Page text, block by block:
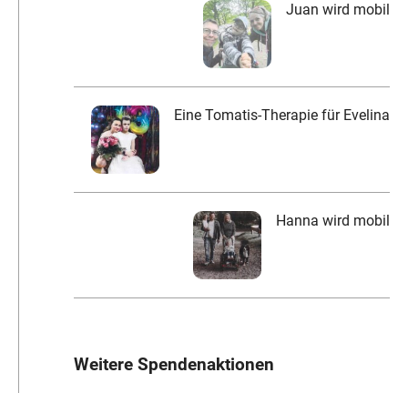
Juan wird mobil
Eine Tomatis-Therapie für Evelina
Hanna wird mobil
Weitere Spendenaktionen